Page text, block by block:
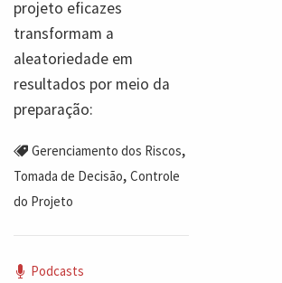
projeto eficazes
transformam a
aleatoriedade em
resultados por meio da
preparação:
Gerenciamento dos Riscos,
Tomada de Decisão, Controle
do Projeto
Podcasts